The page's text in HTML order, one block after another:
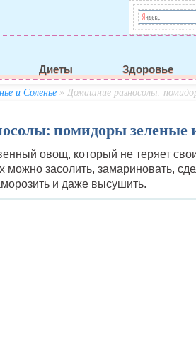
Диеты Здоровье
и Соленье» Домашние разносолы:
помидоры зеленые
овощ, который не теряет
можно засолить, замариновать,
и даже высушить.